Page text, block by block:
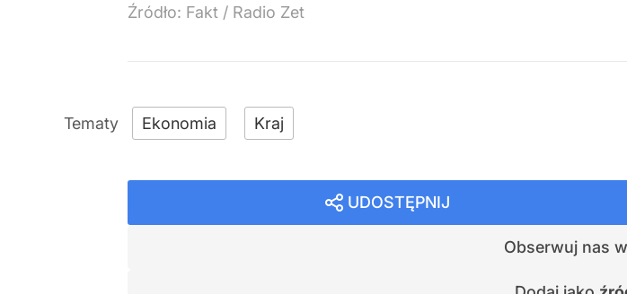
Źródło: Fakt / Radio Zet
Ekonomia Kraj
UDOSTĘPNIJ
Obserwuj nas w